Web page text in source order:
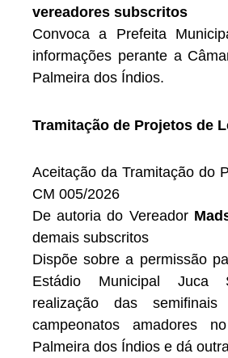
vereadores subscritos
Convoca a Prefeita
informações perante a
Palmeira dos Índios.
Tramitação de Projetos de
Aceitação da Tramitação do
CM 005/2026
De autoria do Vereador
demais subscritos
Dispõe sobre a permissão
Estádio Municipal Juca
realização das
campeonatos amadores
Palmeira dos Índios e dá